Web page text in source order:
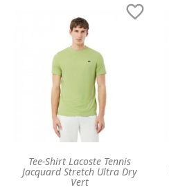
Tee-Shirt Lacoste Tennis
Jacquard Stretch Ultra Dry
Vert
